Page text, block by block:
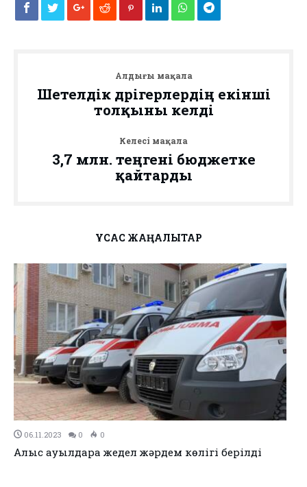
Алдыңғы мақала
Шетелдік дәрігерлердің екінші
толқыны келді
Келесі мақала
3,7 млн. теңгені бюджетке
қайтарды
ҰҚСАС ЖАҢАЛЫҚТАР
06.11.2023 0 0
Атыраудың бұрынғы әкімі жаңа қызметке